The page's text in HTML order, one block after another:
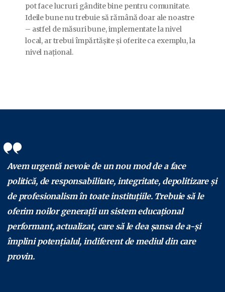
pot face lucruri gândite bine pentru comunitate.
Ideile bune nu trebuie să rămână doar ale noastre
– astfel de măsuri bune, implementate la nivel
local, ar trebui împărtășite și oferite ca exemplu, la
nivel național.
Avem urgentă nevoie de un nou mod de a face
politică, de responsabilitate, integritate, depolitizare și
de profesionalism în toate instituțiile. Trebuie să le
oferim noilor generații un sistem educațional
performant, actualizat, care să le dea șansa de a-și
împlini potențialul, indiferent de mediul din care
provin.